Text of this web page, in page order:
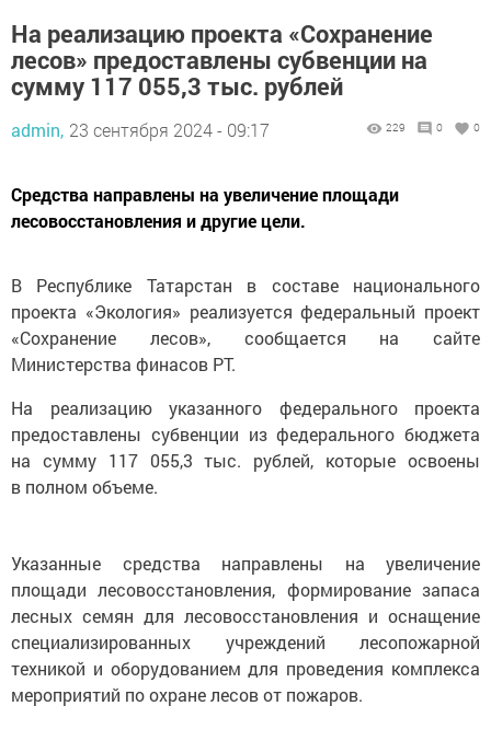
На реализацию проекта «Сохранение
лесов» предоставлены субвенции на
сумму 117 055,3 тыс. рублей
admin, 23 сентября 2024 - 09:17 229 0 0
Средства направлены на увеличение площади
лесовосстановления и другие цели.
В Республике Татарстан в составе национального
проекта «Экология» реализуется федеральный проект
«Сохранение лесов», сообщается на сайте
Министерства финасов РТ.
На реализацию указанного федерального проекта
предоставлены субвенции из федерального бюджета
на сумму 117 055,3 тыс. рублей, которые освоены
в полном объеме.
Указанные средства направлены на увеличение
площади лесовосстановления, формирование запаса
лесных семян для лесовосстановления и оснащение
специализированных учреждений лесопожарной
техникой и оборудованием для проведения комплекса
мероприятий по охране лесов от пожаров.